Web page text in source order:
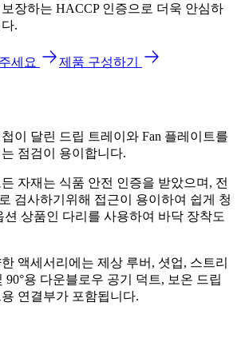
장하는 HACCP 인증으로 더욱 안심하
.
세요 제품 구성하기
이 달린 드립 트레이와 Fan 플레이트를
점검이 용이합니다.
자재는 식품 안전 인증을 받았으며, 전
검사하기위해 접근이 용이하여 쉽게 청
션 상품인 다리를 사용하여 바닥 장착도
액세서리에는 제상 루버, 셧업, 스트리
90°용 다운블로우 공기 덕트, 보온 드립
연결부가 포함됩니다.